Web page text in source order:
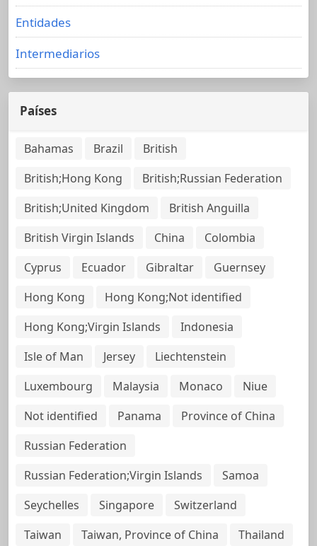
Entidades
Intermediarios
Países
Bahamas Brazil
British
British;Hong Kong
British;Russian Federation
British;United Kingdom
British Anguilla
British Virgin Islands
China
Colombia
Cyprus
Ecuador Gibraltar
Guernsey
Hong Kong
Hong Kong;Not identified
Hong Kong;Virgin Islands
Indonesia
Isle of Man
Jersey
Liechtenstein
Luxembourg
Malaysia Monaco
Niue
Not identified
Panama
Province of China
Russian Federation
Russian Federation;Virgin Islands
Samoa
Seychelles
Singapore
Switzerland
Taiwan
Taiwan, Province of China Thailand